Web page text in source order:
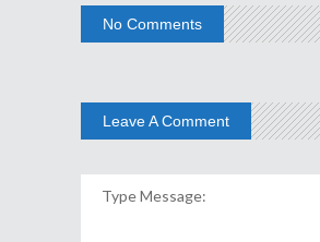
No Comments
Leave A Comment